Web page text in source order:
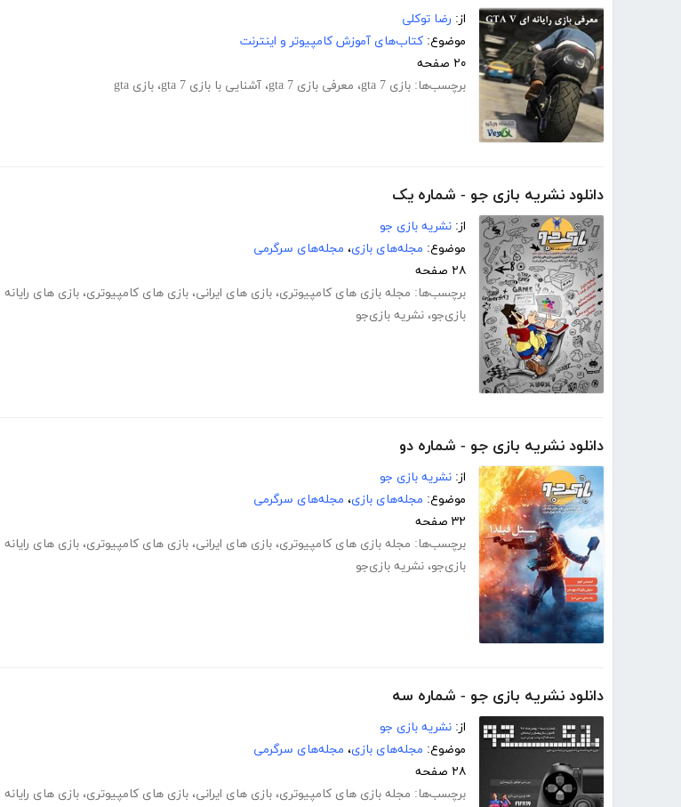
از: رضا توکلی
موضوع: کتاب‌های آموزش کامپیوتر و اینترنت
۲۰ صفحه
برچسب‌ها: بازی gta 7 ، معرفی بازی gta 7 ، آشنایی با بازی gta 7 ، بازی gta
دانلود نشریه بازی جو - شماره یک
از: نشریه بازی جو
موضوع: مجله‌های بازی، مجله‌های سرگرمی
۲۸ صفحه
برچسب‌ها: مجله بازی های کامپیوتری، بازی های ایرانی، بازی های کامپیوتری، بازی های رایانه
بازی‌جو، نشریه بازی‌جو
دانلود نشریه بازی جو - شماره دو
از: نشریه بازی جو
موضوع: مجله‌های بازی، مجله‌های سرگرمی
۳۲ صفحه
برچسب‌ها: مجله بازی های کامپیوتری، بازی های ایرانی، بازی های کامپیوتری، بازی های رایانه
بازی‌جو، نشریه بازی‌جو
دانلود نشریه بازی جو - شماره سه
از: نشریه بازی جو
موضوع: مجله‌های بازی، مجله‌های سرگرمی
۲۸ صفحه
برچسب‌ها: مجله بازی های کامپیوتری، بازی های ایرانی، بازی های کامپیوتری، بازی های رایانه